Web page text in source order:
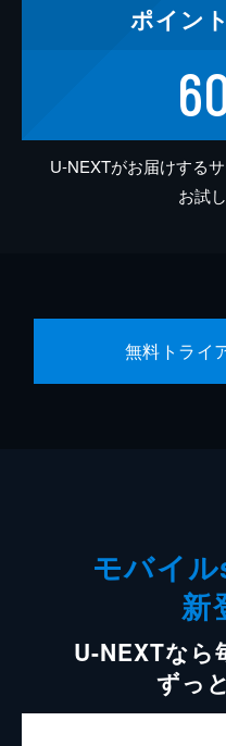
ポイント
U-NEXTがお届けする
お試
無料トライ
モバイ
新
U-NEXTなら
ずっ